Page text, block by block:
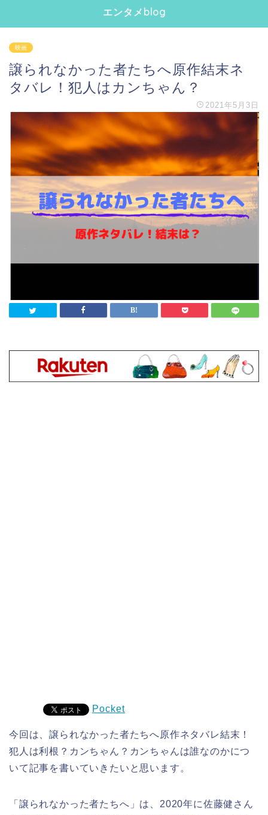
エンタメblog
映画
譲られなかった者たちへ原作結末ネ
タバレ！犯人はカンちゃん？
2021年5月3日
Pocket
今回は、譲られなかった者たちへ原作ネタバレ結末！
犯人は利根？カンちゃん？カンちゃんは誰なのかにつ
いて記事を書いていきたいと思います。
「譲られなかった者たちへ」は、2020年に佐藤健さん